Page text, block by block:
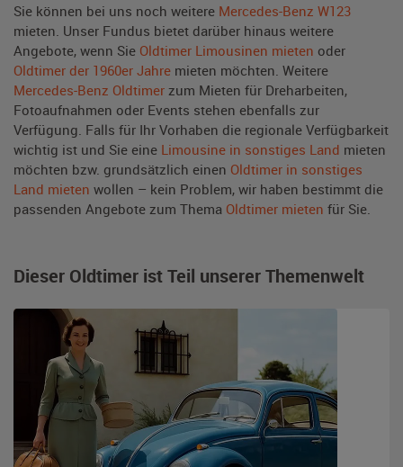
Sie können bei uns noch weitere Mercedes-Benz W123
mieten. Unser Fundus bietet darüber hinaus weitere
Angebote, wenn Sie Oldtimer Limousinen mieten oder
Oldtimer der 1960er Jahre mieten möchten. Weitere
Mercedes-Benz Oldtimer zum Mieten für Dreharbeiten,
Fotoaufnahmen oder Events stehen ebenfalls zur
Verfügung. Falls für Ihr Vorhaben die regionale Verfügbarkeit
wichtig ist und Sie eine Limousine in sonstiges Land mieten
möchten bzw. grundsätzlich einen Oldtimer in sonstiges
Land mieten wollen – kein Problem, wir haben bestimmt die
passenden Angebote zum Thema Oldtimer mieten für Sie.
Dieser Oldtimer ist Teil unserer Themenwelt